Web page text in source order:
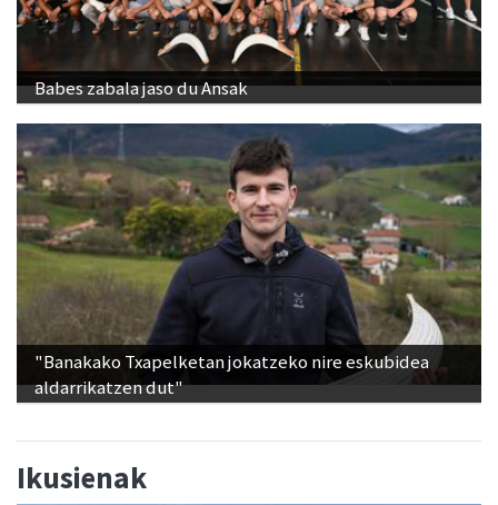
Babes zabala jaso du Ansak
"Banakako Txapelketan jokatzeko nire eskubidea
aldarrikatzen dut"